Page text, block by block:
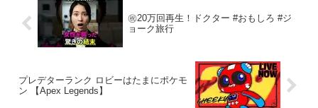
㊗️20万回再生！ドクター #おもしろ #ジ
ョーク旅行
プレデターランク ロビーはたまにポケモ
ン 【Apex Legends】